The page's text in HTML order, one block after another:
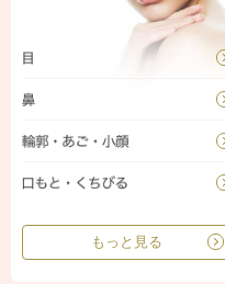
もっと見る